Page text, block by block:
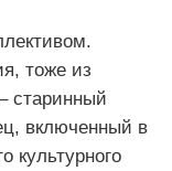
тоже из
старинный
включенный в
культурного